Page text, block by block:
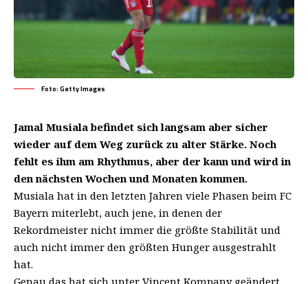
Foto: Getty Images
Jamal Musiala befindet sich langsam aber sicher
wieder auf dem Weg zurück zu alter Stärke. Noch
fehlt es ihm am Rhythmus, aber der kann und wird in
den nächsten Wochen und Monaten kommen.
Musiala hat in den letzten Jahren viele Phasen beim FC
Bayern miterlebt, auch jene, in denen der
Rekordmeister nicht immer die größte Stabilität und
auch nicht immer den größten Hunger ausgestrahlt
hat.